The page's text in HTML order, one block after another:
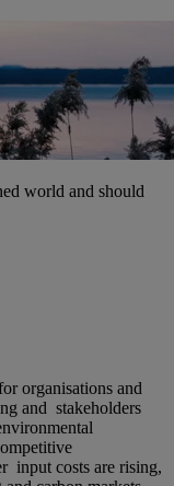
world and should
organisations and
and stakeholders
input costs are rising,